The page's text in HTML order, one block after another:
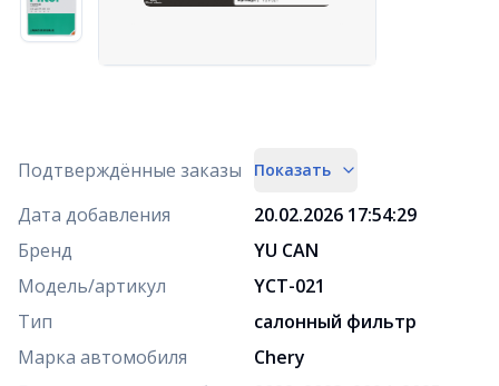
Подтверждённые заказы Показать
Дата добавления
20.02.2026 17:54:29
Бренд
YU CAN
Модель/артикул
YCT-021
Тип
салонный фильтр
Марка автомобиля
Chery